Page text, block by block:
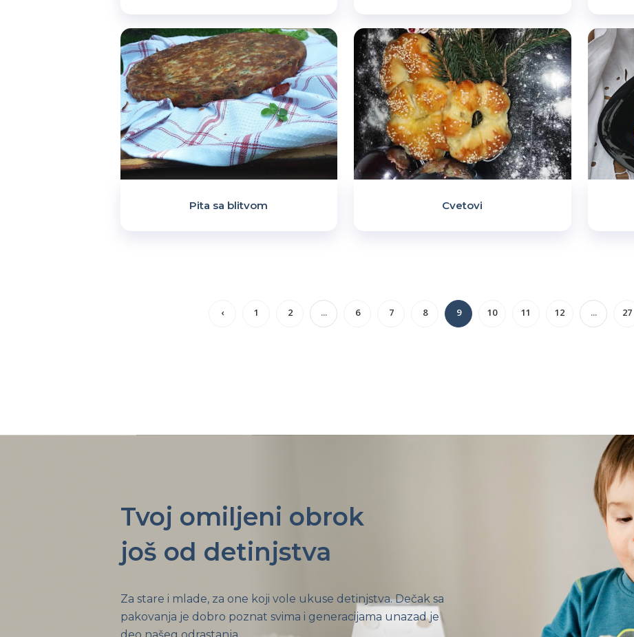
Pita sa blitvom Cvetovi
‹ 1 2 ... 6 7 8 9 10 11 12 ... 27
Tvoj omiljeni obrok
još od detinjstva
Za stare i mlade, za one koji vole ukuse detinjstva. Dečak sa
pakovanja je dobro poznat svima i generacijama unazad je